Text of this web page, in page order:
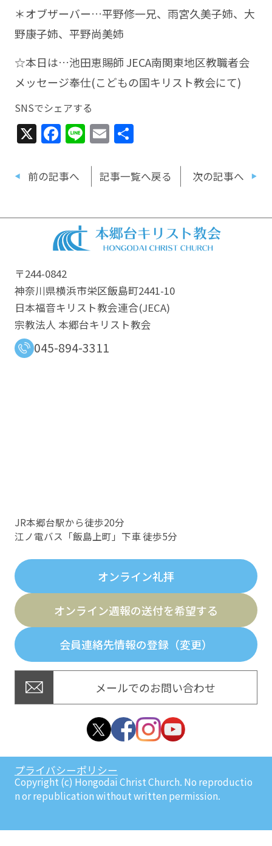
＊オブザーバー…平野修一兄、雨宮久美子姉、大
野康子姉、平野尚美姉
☆本日は…池田恵賜師 JECA南関東地区教職者会
メッセージ奉仕(こどもの国キリスト教会にて)
SNSでシェアする
X Facebook
LineEmail
共
前の記事へ 記事一覧へ戻る 次の記事へ
〒244-0842
神奈川県横浜市栄区飯島町2441-10
日本福音キリスト教会連合​(JECA)
宗教法人 本郷台キリスト教会
045-894-3311
JR本郷台駅から徒歩20分
江ノ電バス「飯島上町」下車 徒歩5分
オンライン礼拝
オンライン週報の送付を希望する
会員連絡先情報の登録（変更）
メールでのお問い合わせ
プライバシーポリシー
Copyright (c) Hongodai Christ Church. No reproductio
n or republication without written permission.